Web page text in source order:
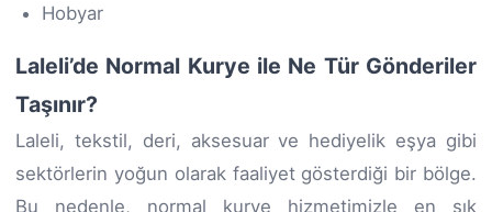
Hobyar
Laleli’de Normal Kurye ile Ne Tür Gönderiler
Taşınır?
Laleli, tekstil, deri, aksesuar ve hediyelik eşya gibi
sektörlerin yoğun olarak faaliyet gösterdiği bir bölge.
Bu nedenle, normal kurye hizmetimizle en sık